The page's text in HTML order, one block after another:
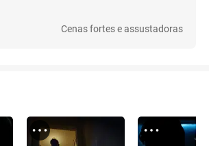
Cenas fortes e assustadoras